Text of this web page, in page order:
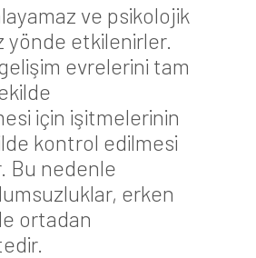
ve psikolojik
yönde etkilenirler.
evrelerini tam
için işitmelerinin
kontrol edilmesi
Bu nedenle
erken
ortadan